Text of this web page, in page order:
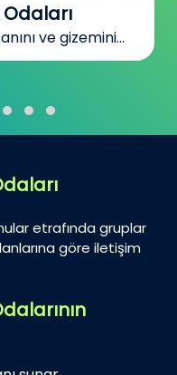
ve gizemini...
etrafında gruplar
göre iletişim